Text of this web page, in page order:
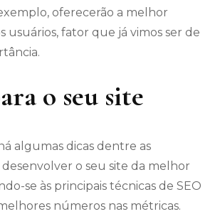
oferecerão a melhor
usuários, fator que já vimos ser de
o seu site
algumas dicas dentre as
desenvolver o seu site da melhor
se às principais técnicas de SEO
números nas métricas.